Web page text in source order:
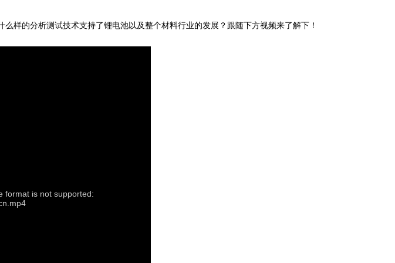
样的分析测试技术支持了锂电池以及整个材料行业的发展？跟随下方视频来了解下！
format is not supported: